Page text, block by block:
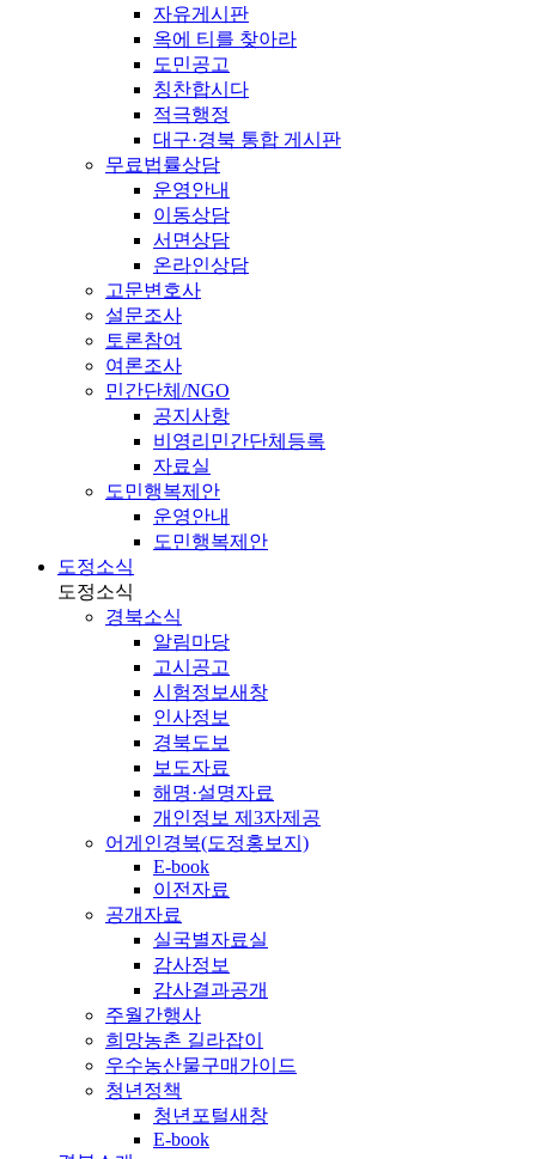
자유게시판
옥에 티를 찾아라
도민공고
칭찬합시다
적극행정
대구·경북 통합 게시판
무료법률상담
운영안내
이동상담
서면상담
온라인상담
고문변호사
설문조사
토론참여
여론조사
민간단체/NGO
공지사항
비영리민간단체등록
자료실
도민행복제안
운영안내
도민행복제안
도정소식
도정소식
경북소식
알림마당
고시공고
시험정보새창
인사정보
경북도보
보도자료
해명·설명자료
개인정보 제3자제공
어게인경북(도정홍보지)
E-book
이전자료
공개자료
실국별자료실
감사정보
감사결과공개
주월간행사
희망농촌 길라잡이
우수농산물구매가이드
청년정책
청년포털새창
E-book